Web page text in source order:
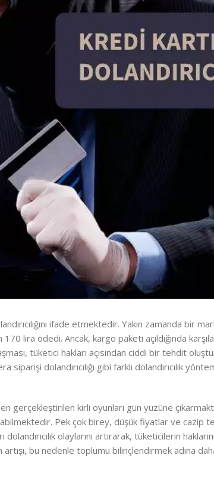
ifade etmektedir. Yakın zamanda bir
lira ödedi. Ancak, kargo paketi açıldığında
tüketici hakları açısından ciddi bir tehdit
siparişi dolandırıcılığı gibi farklı dolandırıcılık
gerçekleştirilen kirli oyunları gün yüzüne
Pek çok birey, düşük fiyatlar ve cazip
olaylarını artırarak, tüketicilerin
bu nedenle toplumu bilinçlendirmek adına